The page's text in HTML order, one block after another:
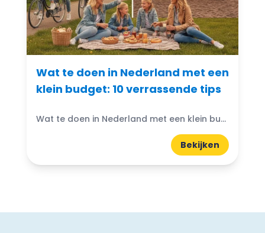
Wat te doen in Nederland met een
klein budget: 10 verrassende tips
Wat te doen in Nederland met een klein budget? Gelukkig zijn er volop budgetvriendelijke uitjes te vinden! Of je nu houdt van de natuur, cultuur of avontuur, er is altijd...
Bekijken